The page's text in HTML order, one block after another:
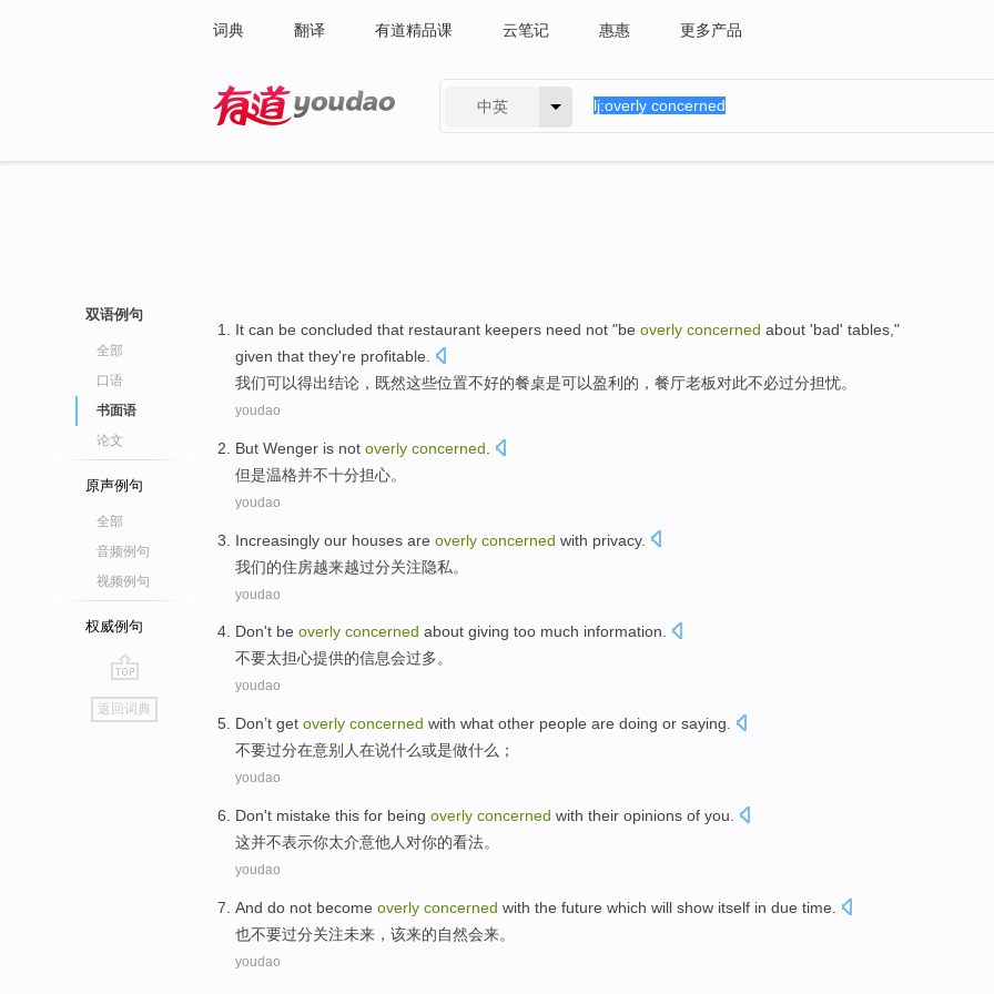
词典 翻译 有道精品课 云笔记 惠惠 更多产品
中英
双语例句
全部
口语
书面语
论文
原声例句
全部
音频例句
视频例句
权威例句
go
top
返回词典
It can be concluded that restaurant keepers need not "be overly concerned about 'bad' tables ,"
given that they're profitable.
我们可以得出结论 ，既然这些位置不好的餐桌是可以盈利的， 餐厅老板对此不必过分担忧。
youdao
But Wenger is not overly concerned
但是温格并不十分担心。
youdao
Increasingly our houses are overly concerned with privacy.
我们的住房越来越过分关注隐私。
youdao
Don't be overly concerned about giving too much information.
不要太担心提供的信息会过多。
youdao
Don’t get overly concerned with what other people are doing or saying
不要过分在意别人在说什么或是做什么；
youdao
Don't mistake this for being overly concerned with their opinions of you
这并不表示你太介意他人对你的看法。
youdao
And do not become overly concerned with the future which will show itself in due time.
也不要过分关注未来 ， 该来的自然会来。
youdao